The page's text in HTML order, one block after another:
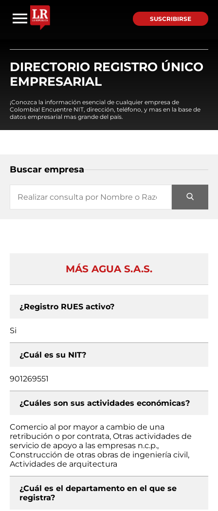
SUSCRIBIRSE
DIRECTORIO REGISTRO ÚNICO
EMPRESARIAL
¡Conozca la información esencial de cualquier empresa de
Colombia! Encuentre NIT, dirección, teléfono, y mas en la base de
datos empresarial mas grande del país.
Buscar empresa
MÁS AGUA S.A.S.
¿Registro RUES activo?
Si
¿Cuál es su NIT?
901269551
¿Cuáles son sus actividades económicas?
Comercio al por mayor a cambio de una
retribución o por contrata, Otras actividades de
servicio de apoyo a las empresas n.c.p.,
Construcción de otras obras de ingeniería civil,
Actividades de arquitectura
¿Cuál es el departamento en el que se
registra?